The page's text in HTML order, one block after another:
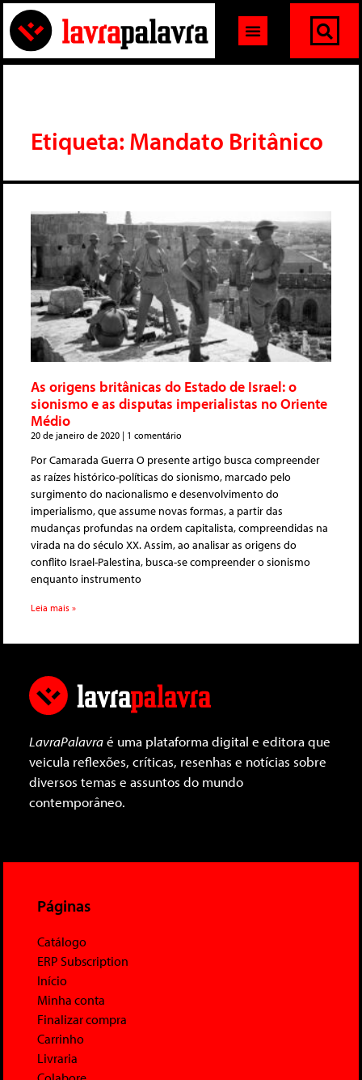
Etiqueta: Mandato Britânico
As origens britânicas do Estado de Israel: o
sionismo e as disputas imperialistas no Oriente
Médio
20 de janeiro de 2020 1 comentário
Por Camarada Guerra O presente artigo busca compreender
as raízes histórico-políticas do sionismo, marcado pelo
surgimento do nacionalismo e desenvolvimento do
imperialismo, que assume novas formas, a partir das
mudanças profundas na ordem capitalista, compreendidas na
virada na do século XX. Assim, ao analisar as origens do
conflito Israel-Palestina, busca-se compreender o sionismo
enquanto instrumento
Leia mais »
LavraPalavraé uma plataforma digital e editora que
veicula reflexões, críticas, resenhas e notícias sobre
diversos temas e assuntos do mundo
contemporâneo.
Páginas
Catálogo
ERP Subscription
Início
Minha conta
Finalizar compra
Carrinho
Livraria